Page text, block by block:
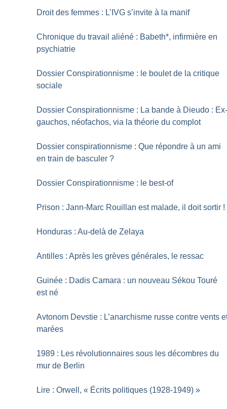
Droit des femmes : L’IVG s’invite à la manif
Chronique du travail aliéné : Babeth*, infirmière en
psychiatrie
Dossier Conspirationnisme : le boulet de la critique
sociale
Dossier Conspirationnisme : La bande à Dieudo :
gauchos, néofachos, via la théorie du complot
Dossier conspirationnisme : Que répondre à un ami
en train de basculer ?
Dossier Conspirationnisme : le best-of
Prison : Jann-Marc Rouillan est malade, il doit sortir !
Honduras : Au-delà de Zelaya
Antilles : Après les grèves générales, le ressac
Guinée : Dadis Camara : un nouveau Sékou Touré
est né
Avtonom Devstie : L’anarchisme russe contre vents
marées
1989 : Les révolutionnaires sous les décombres du
mur de Berlin
Lire : Orwell, « Écrits politiques (1928-1949) »